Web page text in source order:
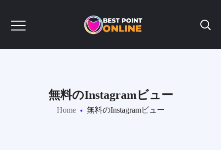
無料のInstagramビュー
Home 無料のInstagramビュー